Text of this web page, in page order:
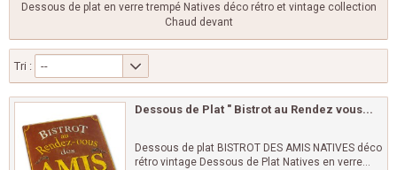
Dessous de plat en verre trempé Natives déco rétro et vintage collection
Chaud devant
Tri : --
Dessous de Plat " Bistrot au Rendez vous...
Dessous de plat BISTROT DES AMIS NATIVES déco
rétro vintage Dessous de Plat Natives en verre...